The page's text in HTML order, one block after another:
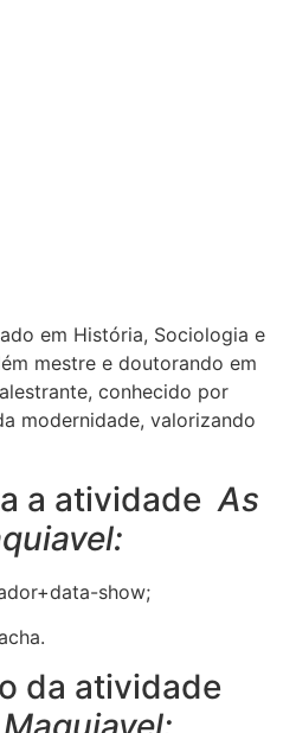
em História, Sociologia e
mestre e doutorando em
conhecido por
modernidade, valorizando
a atividade As
show;
da atividade